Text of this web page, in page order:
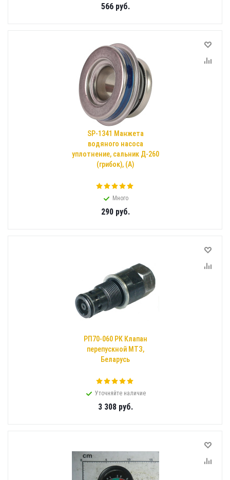
566руб.
SP-1341 Манжета
водяного насоса
уплотнение, сальник Д-260
(грибок), (А)
Много
290руб.
РП70-060 РК Клапан
перепускной МТЗ,
Беларусь
Уточняйте наличие
3 308руб.